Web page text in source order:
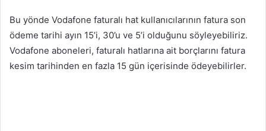
Bu yönde Vodafone faturalı hat kullanıcılarının fatura son
ödeme tarihi ayın 15’i, 30’u ve 5’i olduğunu söyleyebiliriz.
Vodafone aboneleri, faturalı hatlarına ait borçlarını fatura
kesim tarihinden en fazla 15 gün içerisinde ödeyebilirler.